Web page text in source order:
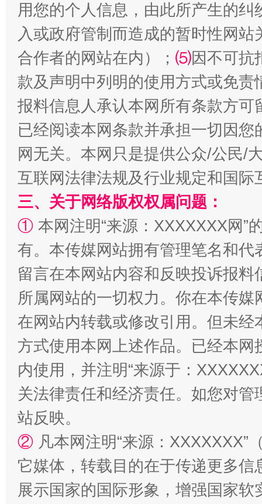
阿坝州三大球赛在茂县开幕 规模
扯下公款旅游的“隐身衣” 如何以
用您的个人信息，由此所产生的纠
入或政府管制而造成的暂时性网
合作者的网站在内）； ⑸因不可抗
款及声明中列明的使用方式或免责
报料信息人承认本网所有条款方
已经阅读本网条款并承担一切因
网无关。本网只是提供公众/公民/
互联网法律法规及行业规定和国
三、关于网络版权权属问题：
① 本网注明“来源：XXXXXXX网”
有。本传媒网站拥有管理笔名和
留言在本网站内容和反映投诉报
所属网站的一切权力。你在本传
在网站内转载或修改引用。但未
方式使用本网上述作品。已经本
内使用，并注明“来源于：
关法律责任和经济责任。如您对
站反映。
② 凡本网注明“来源：
它媒体，转载目的在于传递更多
展示国家的国际形象，增强国家